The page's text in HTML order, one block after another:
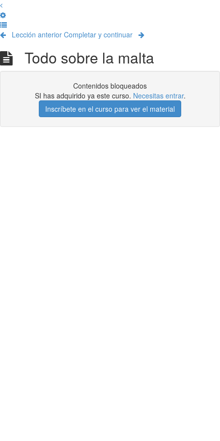
Lección anterior Completar y continuar
Todo sobre la malta
Contenidos bloqueados
SI has adquirido ya este curso. Necesitas entrar.
Inscríbete en el curso para ver el material